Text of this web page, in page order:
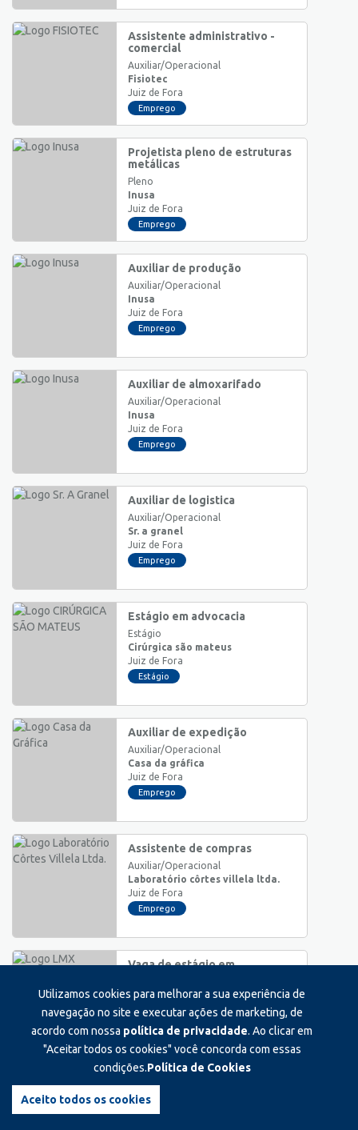
Assistente administrativo -
comercial
Auxiliar/Operacional
Fisiotec
Juiz de Fora
Emprego
Projetista pleno de estruturas
metálicas
Pleno
Inusa
Juiz de Fora
Emprego
Auxiliar de produção
Auxiliar/Operacional
Inusa
Juiz de Fora
Emprego
Auxiliar de almoxarifado
Auxiliar/Operacional
Inusa
Juiz de Fora
Emprego
Auxiliar de logistica
Auxiliar/Operacional
Sr. a granel
Juiz de Fora
Emprego
Estágio em advocacia
Estágio
Cirúrgica são mateus
Juiz de Fora
Estágio
Auxiliar de expedição
Auxiliar/Operacional
Casa da gráfica
Juiz de Fora
Emprego
Assistente de compras
Auxiliar/Operacional
Laboratório côrtes villela ltda.
Juiz de Fora
Emprego
Vaga de estágio em
Estágio
Estágio
Auxiliar/Operacional
Utilizamos cookies para melhorar a sua experiência de
navegação no site e executar ações de marketing, de
acordo com nossa política de privacidade. Ao clicar em
"Aceitar todos os cookies" você concorda com essas
condições.Política de Cookies
Aceito todos os cookies